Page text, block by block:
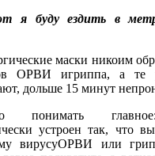
я буду ездить в
маски никоим
ОРВИ игриппа, а те
дольше 15 минут
понимать
устроен так, что
вирусуОРВИ или